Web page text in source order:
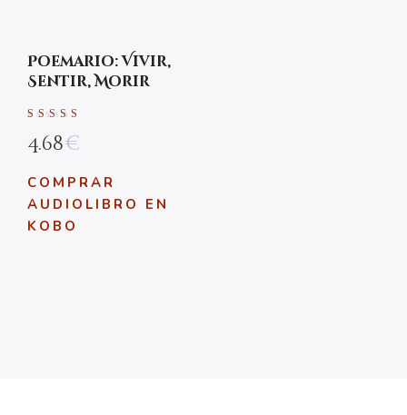
Poemario: Vivir,
Sentir, Morir
5.00
de 5
4.68€
COMPRAR
AUDIOLIBRO EN
KOBO